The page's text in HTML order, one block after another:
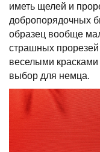
иметь щелей и
добропорядочных
образец вообще
страшных
веселыми
выбор для немца.